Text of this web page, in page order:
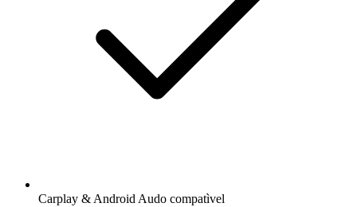
Carplay & Android Audo compatìvel